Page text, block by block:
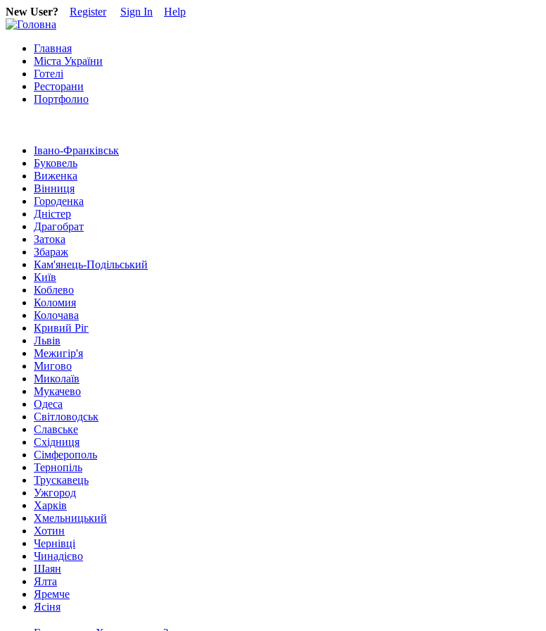
New User? Register Sign In Help
Главная
Міста України
Готелі
Ресторани
Портфолио
Івано-Франківськ
Буковель
Виженка
Вінниця
Городенка
Дністер
Драгобрат
Затока
Збараж
Кам'янець-Подільський
Київ
Коблево
Коломия
Колочава
Кривий Ріг
Львів
Межигір'я
Мигово
Миколаїв
Мукачево
Одеса
Світловодськ
Славське
Східниця
Сімферополь
Тернопіль
Трускавець
Ужгород
Харків
Хмельницький
Хотин
Чернівці
Чинадієво
Шаян
Ялта
Яремче
Ясіня